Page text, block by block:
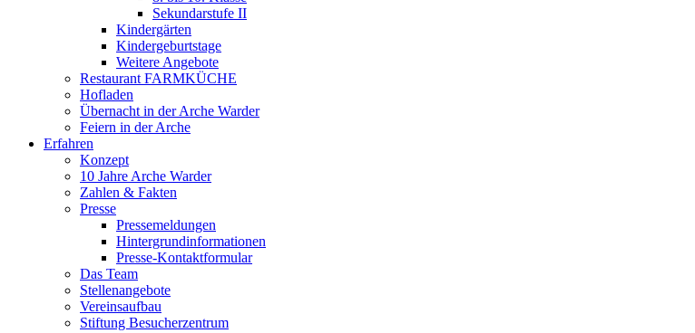
Sekundarstufe II
Kindergärten
Kindergeburtstage
Weitere Angebote
Restaurant FARMKÜCHE
Hofladen
Übernacht in der Arche Warder
Feiern in der Arche
Erfahren
Konzept
10 Jahre Arche Warder
Zahlen & Fakten
Presse
Pressemeldungen
Hintergrundinformationen
Presse-Kontaktformular
Das Team
Stellenangebote
Vereinsaufbau
Stiftung Besucherzentrum